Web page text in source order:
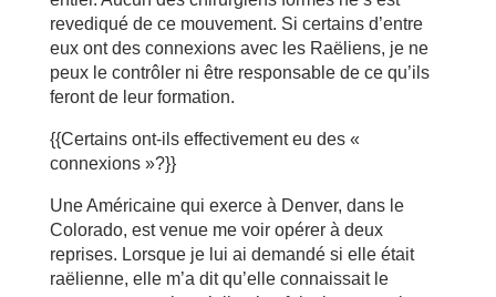
revediqué de ce mouvement. Si certains d’entre
eux ont des connexions avec les Raëliens, je ne
peux le contrôler ni être responsable de ce qu’ils
feront de leur formation.
{{Certains ont-ils effectivement eu des «
connexions »?}}
Une Américaine qui exerce à Denver, dans le
Colorado, est venue me voir opérer à deux
reprises. Lorsque je lui ai demandé si elle était
raëlienne, elle m’a dit qu’elle connaissait le